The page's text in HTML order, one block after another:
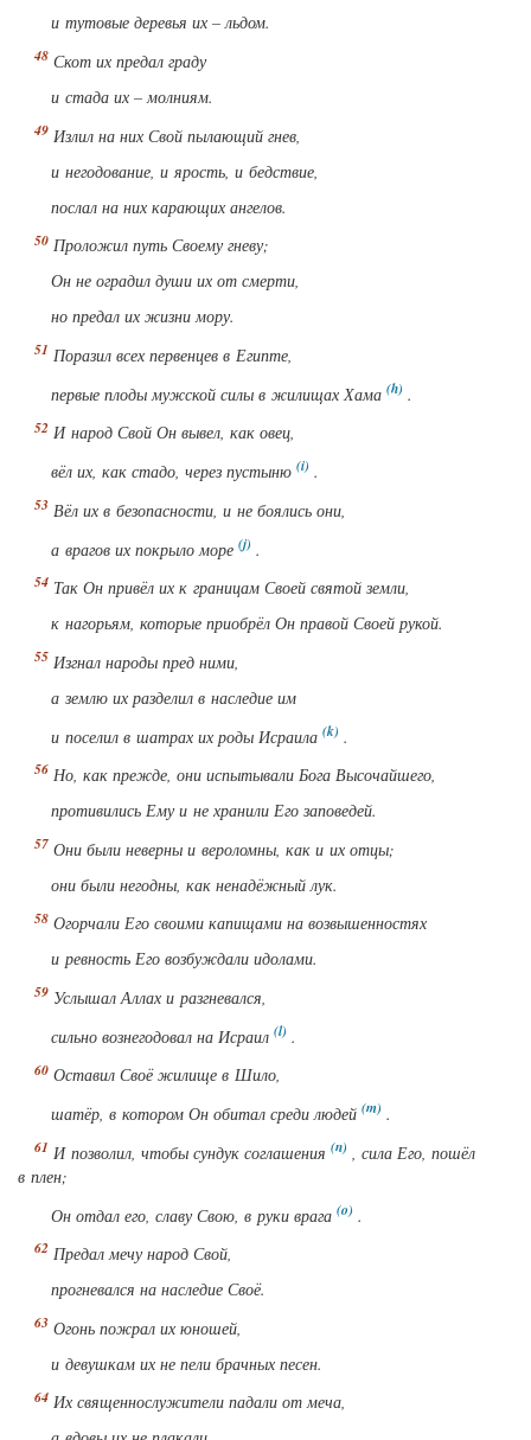
и тутовые деревья их – льдом.
Скот их предал граду
и стада их – молниям.
Излил на них Свой пылающий гнев,
и негодование, и ярость, и бедствие,
послал на них карающих ангелов.
Проложил путь Своему гневу;
Он не оградил души их от смерти,
но предал их жизни мору.
Поразил всех первенцев в Египте,
первые плоды мужской силы в жилищах Хама
.
И народ Свой Он вывел, как овец,
вёл их, как стадо, через пустыню
.
Вёл их в безопасности, и не боялись они,
а врагов их покрыло море
.
Так Он привёл их к границам Своей святой земли,
к нагорьям, которые приобрёл Он правой Своей рукой.
Изгнал народы пред ними,
а землю их разделил в наследие им
и поселил в шатрах их роды Исраила
.
Но, как прежде, они испытывали Бога Высочайшего,
противились Ему и не хранили Его заповедей.
Они были неверны и вероломны, как и их отцы;
они были негодны, как ненадёжный лук.
Огорчали Его своими капищами на возвышенностях
и ревность Его возбуждали идолами.
Услышал Аллах и разгневался,
сильно вознегодовал на Исраил
.
Оставил Своё жилище в Шило,
шатёр, в котором Он обитал среди людей
.
И позволил, чтобы сундук соглашения
, сила Его, пошёл
в плен;
Он отдал его, славу Свою, в руки врага
.
Предал мечу народ Свой,
прогневался на наследие Своё.
Огонь пожрал их юношей,
и девушкам их не пели брачных песен.
Их священнослужители падали от меча,